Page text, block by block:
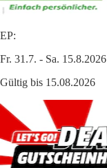
EP:
Fr. 31.7. - Sa. 15.8.2026
Gültig bis 15.08.2026